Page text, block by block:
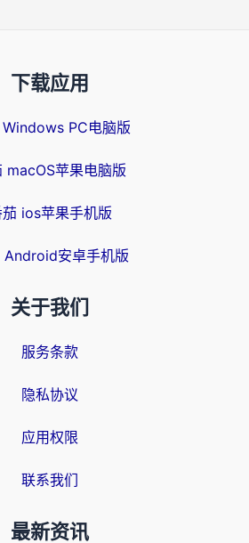
下载应用
PC电脑版
macOS苹果电脑版
ios苹果手机版
Android安卓手机版
关于我们
服务条款
隐私协议
应用权限
联系我们
最新资讯